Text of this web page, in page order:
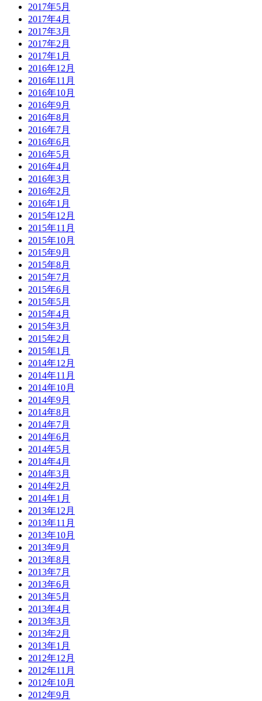
2017年5月
2017年4月
2017年3月
2017年2月
2017年1月
2016年12月
2016年11月
2016年10月
2016年9月
2016年8月
2016年7月
2016年6月
2016年5月
2016年4月
2016年3月
2016年2月
2016年1月
2015年12月
2015年11月
2015年10月
2015年9月
2015年8月
2015年7月
2015年6月
2015年5月
2015年4月
2015年3月
2015年2月
2015年1月
2014年12月
2014年11月
2014年10月
2014年9月
2014年8月
2014年7月
2014年6月
2014年5月
2014年4月
2014年3月
2014年2月
2014年1月
2013年12月
2013年11月
2013年10月
2013年9月
2013年8月
2013年7月
2013年6月
2013年5月
2013年4月
2013年3月
2013年2月
2013年1月
2012年12月
2012年11月
2012年10月
2012年9月